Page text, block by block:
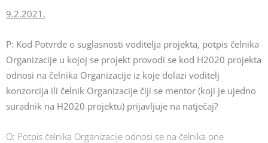
9.2.2021.
P: Kod Potvrde o suglasnosti voditelja projekta, potpis čelnika
Organizacije u kojoj se projekt provodi se kod H2020 projekta
odnosi na čelnika Organizacije iz koje dolazi voditelj
konzorcija ili čelnik Organizacije čiji se mentor (koji je ujedno
suradnik na H2020 projektu) prijavljuje na natječaj?
O: Potpis čelnika Organizacije odnosi se na čelnika one